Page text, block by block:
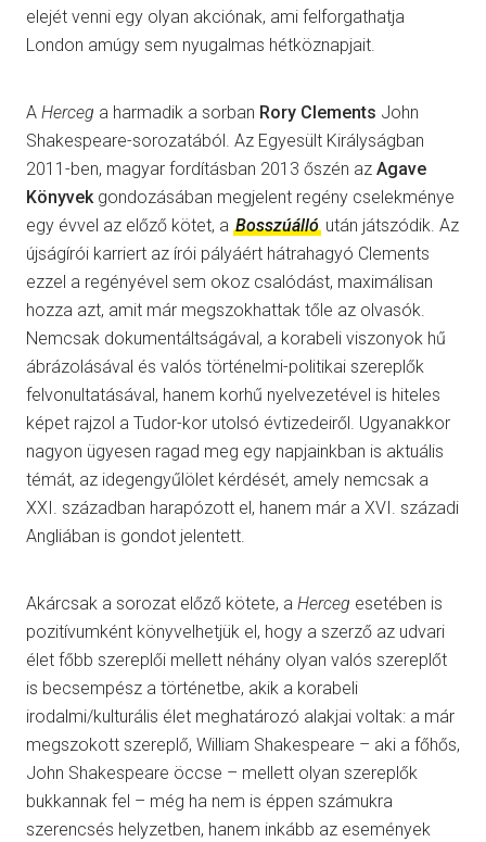
elejét venni egy olyan akciónak, ami felforgathatja
London amúgy sem nyugalmas hétköznapjait.
A Herceg a harmadik a sorban Rory Clements John
Shakespeare-sorozatából. Az Egyesült Királyságban
2011-ben, magyar fordításban 2013 őszén az Agave
Könyvek gondozásában megjelent regény cselekménye
egy évvel az előző kötet, a Bosszúálló után játszódik. Az
újságírói karriert az írói pályáért hátrahagyó Clements
ezzel a regényével sem okoz csalódást, maximálisan
hozza azt, amit már megszokhattak tőle az olvasók.
Nemcsak dokumentáltságával, a korabeli viszonyok hű
ábrázolásával és valós történelmi-politikai szereplők
felvonultatásával, hanem korhű nyelvezetével is hiteles
képet rajzol a Tudor-kor utolsó évtizedeiről. Ugyanakkor
nagyon ügyesen ragad meg egy napjainkban is aktuális
témát, az idegengyűlölet kérdését, amely nemcsak a
XXI. században harapózott el, hanem már a XVI. századi
Angliában is gondot jelentett.
Akárcsak a sorozat előző kötete, a Herceg esetében is
pozitívumként könyvelhetjük el, hogy a szerző az udvari
élet főbb szereplői mellett néhány olyan valós szereplőt
is becsempész a történetbe, akik a korabeli
irodalmi/kulturális élet meghatározó alakjai voltak: a már
megszokott szereplő, William Shakespeare – aki a főhős,
John Shakespeare öccse – mellett olyan szereplők
bukkannak fel – még ha nem is éppen számukra
szerencsés helyzetben, hanem inkább az események